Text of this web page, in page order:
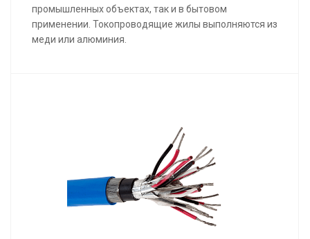
промышленных объектах, так и в бытовом
применении. Токопроводящие жилы выполняются из
меди или алюминия.